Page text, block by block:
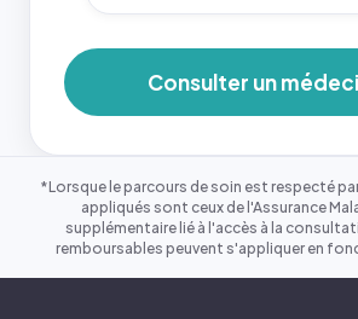
Consulter un
*Lorsque le parcours de soin est respecté
appliqués sont ceux de l'Assurance
supplémentaire lié à l'accès à la
remboursables peuvent s'appliquer en